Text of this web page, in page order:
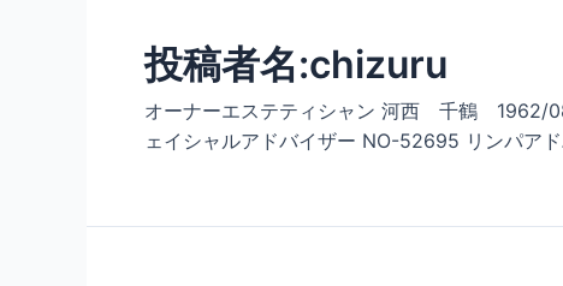
投稿者名:chizuru
オーナーエステティシャン 河西 千鶴 1962/
ェイシャルアドバイザー NO-52695 リンパア